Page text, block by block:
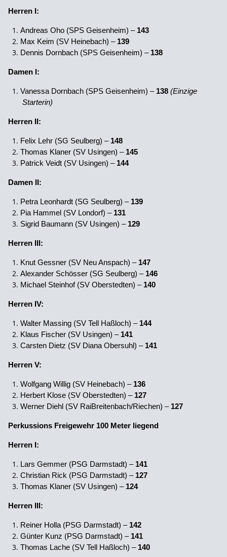
Herren I:
Andreas Oho (SPS Geisenheim) – 143
Max Keim (SV Heinebach) – 139
Dennis Dornbach (SPS Geisenheim) – 138
Damen I:
Vanessa Dornbach (SPS Geisenheim) – 138 (Einzige
Starterin)
Herren II:
Felix Lehr (SG Seulberg) – 148
Thomas Klaner (SV Usingen) – 145
Patrick Veidt (SV Usingen) – 144
Damen II:
Petra Leonhardt (SG Seulberg) – 139
Pia Hammel (SV Londorf) – 131
Sigrid Baumann (SV Usingen) – 129
Herren III:
Knut Gessner (SV Neu Anspach) – 147
Alexander Schösser (SG Seulberg) – 146
Michael Steinhof (SV Oberstedten) – 140
Herren IV:
Walter Massing (SV Tell Haßloch) – 144
Klaus Fischer (SV Usingen) – 141
Carsten Dietz (SV Diana Obersuhl) – 141
Herren V:
Wolfgang Willig (SV Heinebach) – 136
Herbert Klose (SV Oberstedten) – 127
Werner Diehl (SV RaiBreitenbach/Riechen) – 127
Perkussions Freigewehr 100 Meter liegend
Herren I:
Lars Gemmer (PSG Darmstadt) – 141
Christian Rick (PSG Darmstadt) – 127
Thomas Klaner (SV Usingen) – 124
Herren III:
Reiner Holla (PSG Darmstadt) – 142
Günter Kunz (PSG Darmstadt) – 141
Thomas Lache (SV Tell Haßloch) – 140